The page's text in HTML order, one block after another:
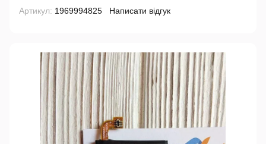
Артикул: 1969994825 Написати відгук